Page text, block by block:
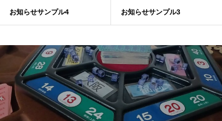
お知らせサンプル4 お知らせサンプル3